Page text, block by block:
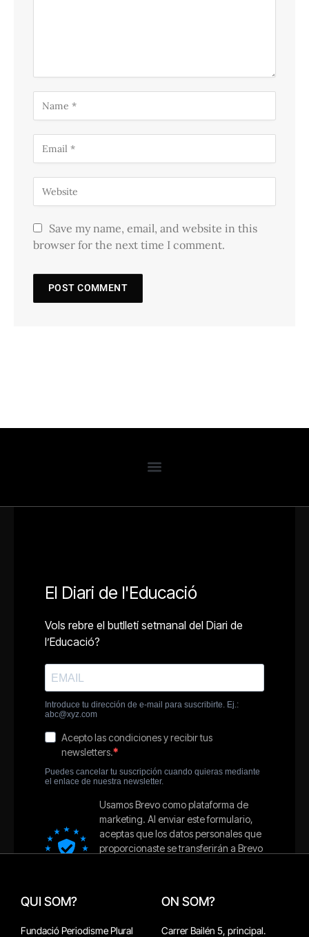
Save my name, email, and website in this
browser for the next time I comment.
QUI SOM?
Fundació Periodisme Plural
ON SOM?
Carrer Bailén 5, principal.